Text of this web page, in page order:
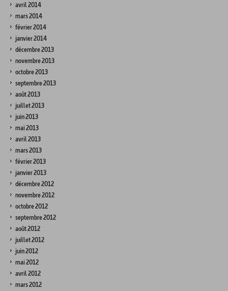
avril 2014
mars 2014
février 2014
janvier 2014
décembre 2013
novembre 2013
octobre 2013
septembre 2013
août 2013
juillet 2013
juin 2013
mai 2013
avril 2013
mars 2013
février 2013
janvier 2013
décembre 2012
novembre 2012
octobre 2012
septembre 2012
août 2012
juillet 2012
juin 2012
mai 2012
avril 2012
mars 2012